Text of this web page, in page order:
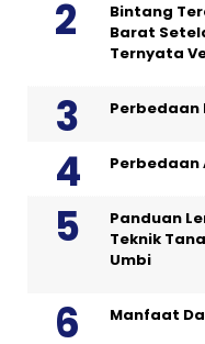
Bintang
Barat
Ternyata
Perbedaan
Perbedaan
Panduan
Teknik
Umbi
Manfaat